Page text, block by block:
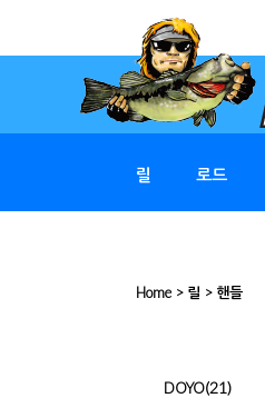
릴 로드
Home > 릴 > 핸들
DOYO(21)